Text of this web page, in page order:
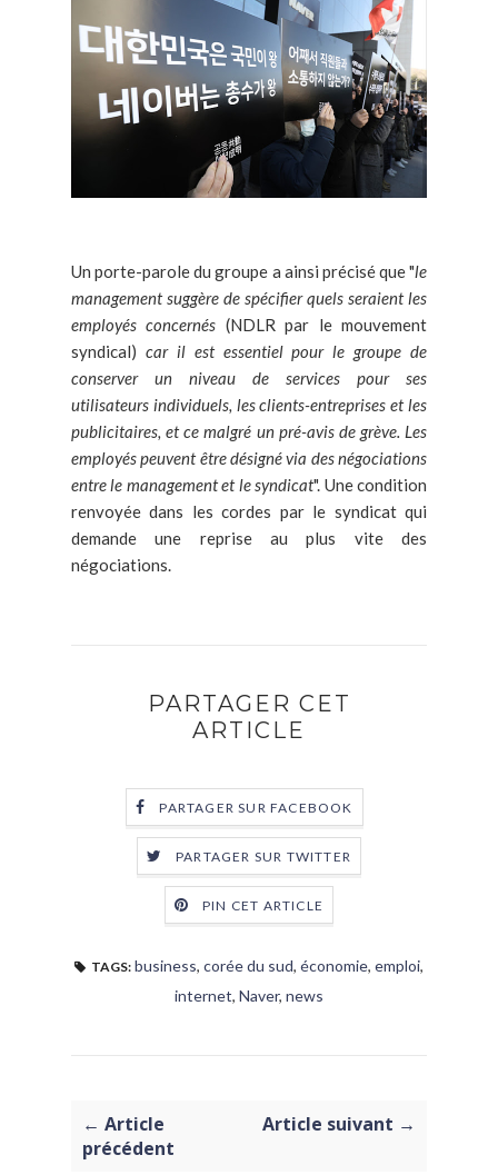
Un porte-parole du groupe a ainsi précisé que "le
management suggère de spécifier quels seraient les
employés concernés (NDLR par le mouvement
syndical) car il est essentiel pour le groupe de
conserver un niveau de services pour ses
utilisateurs individuels, les clients-entreprises et les
publicitaires, et ce malgré un pré-avis de grève. Les
employés peuvent être désigné via des négociations
entre le management et le syndicat". Une condition
renvoyée dans les cordes par le syndicat qui
demande une reprise au plus vite des
négociations.
PARTAGER CET
ARTICLE
PARTAGER SUR FACEBOOK
PARTAGER SUR TWITTER
PIN CET ARTICLE
TAGS: business, corée du sud, économie, emploi,
internet, Naver, news
← Article
précédent
Article suivant →